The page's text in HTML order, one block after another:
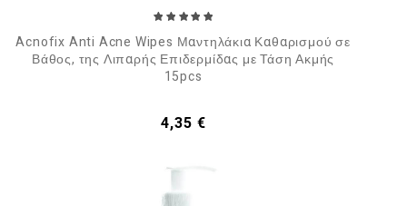
Acnofix Anti Acne Wipes Μαντηλάκια Καθαρισμού σε
Βάθος, της Λιπαρής Επιδερμίδας με Τάση Ακμής
15pcs
Τιμή
4,35 €